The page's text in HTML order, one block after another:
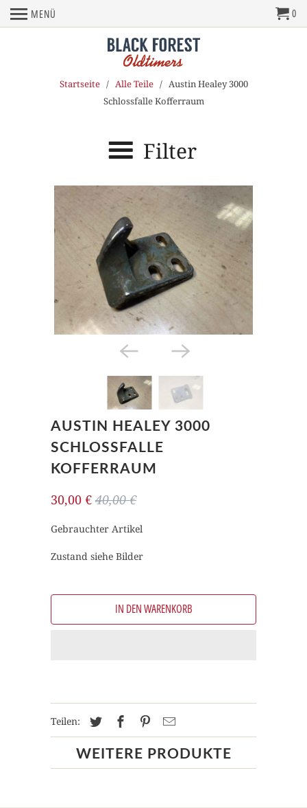
MENÜ 0
Startseite/ Alle Teile/ Austin Healey 3000
Schlossfalle Kofferraum
Filter
AUSTIN HEALEY 3000
SCHLOSSFALLE
KOFFERRAUM
30,00 € 40,00 €
Gebrauchter Artikel
Zustand siehe Bilder
IN DEN WARENKORB
Teilen:
WEITERE PRODUKTE